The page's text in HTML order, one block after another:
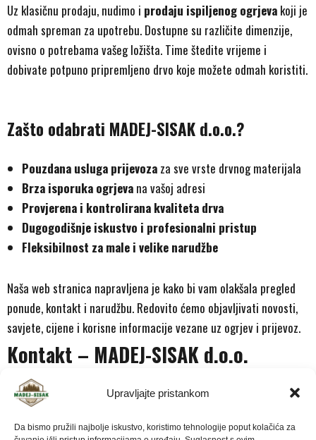
Upravljajte pristankom
Da bismo pružili najbolje iskustvo, koristimo tehnologije poput kolačića za
Uz klasičnu prodaju, nudimo i prodaju ispiljenog ogrjeva koji je
odmah spreman za upotrebu. Dostupne su različite dimenzije,
ovisno o potrebama vašeg ložišta. Time štedite vrijeme i
dobivate potpuno pripremljeno drvo koje možete odmah koristiti.
Zašto odabrati MADEJ-SISAK d.o.o.?
Pouzdana usluga prijevoza za sve vrste drvnog materijala
Brza isporuka ogrjeva na vašoj adresi
Provjerena i kontrolirana kvaliteta drva
Dugogodišnje iskustvo i profesionalni pristup
Fleksibilnost za male i velike narudžbe
Naša web stranica napravljena je kako bi vam olakšala pregled
ponude, kontakt i narudžbu. Redovito ćemo objavljivati novosti,
savjete, cijene i korisne informacije vezane uz ogrjev i prijevoz.
Kontakt – MADEJ-SISAK d.o.o.
Za sve narudžbe, upite i suradnju, slobodno nas kontaktirajte:
E-mail:
info@madej-sisak.hr
Mobitel:
+385 99 322 4722